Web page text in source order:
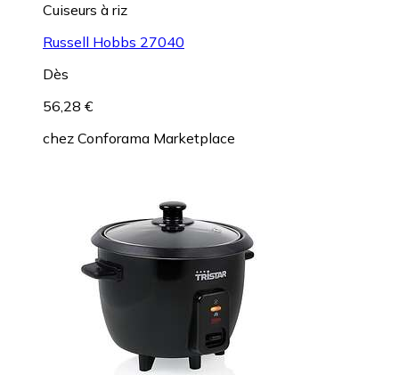
Cuiseurs à riz
Russell Hobbs 27040
Dès
56,28 €
chez Conforama Marketplace